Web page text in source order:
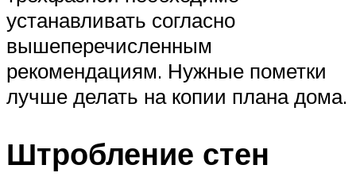
устанавливать согласно
вышеперечисленным
рекомендациям. Нужные пометки
лучше делать на копии плана дома.
Штробление стен